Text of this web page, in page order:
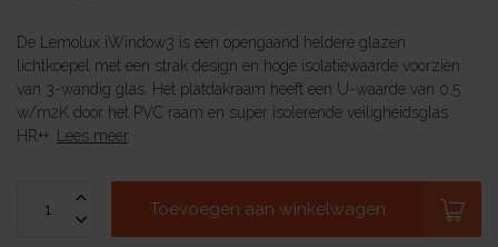
De Lemolux iWindow3 is een opengaand heldere glazen
lichtkoepel met een strak design en hoge isolatiewaarde voorzien
van 3-wandig glas. Het platdakraam heeft een U-waarde van 0,5
w/m2K door het PVC raam en super isolerende veiligheidsglas
HR++.
Lees meer.
Toevoegen aan winkelwagen